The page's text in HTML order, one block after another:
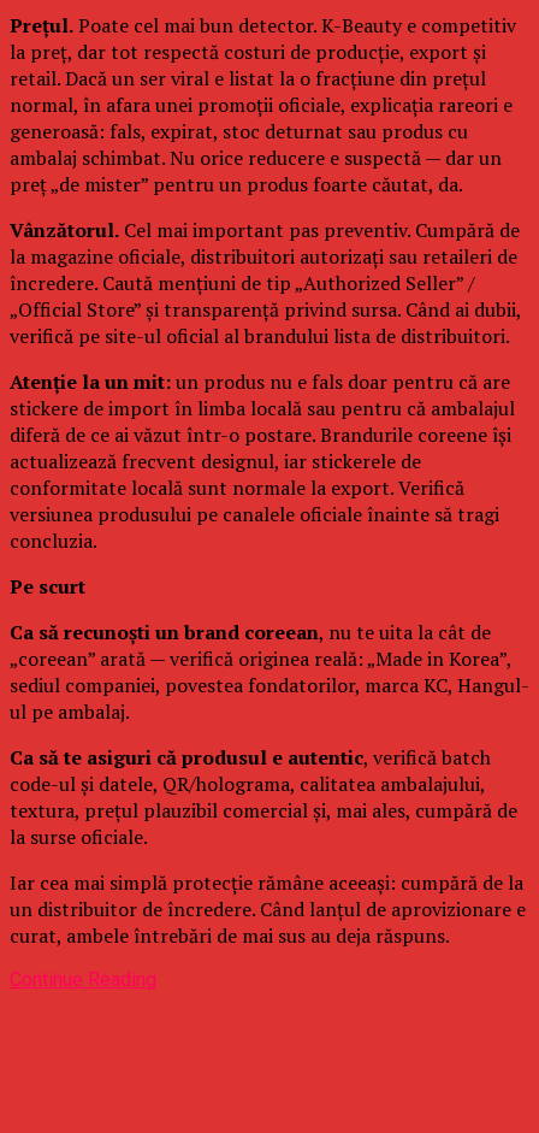
Prețul.Poate cel mai bun detector. K-Beauty e competitiv
la preț, dar tot respectă costuri de producție, export și
retail. Dacă un ser viral e listat la o fracțiune din prețul
normal, în afara unei promoții oficiale, explicația rareori e
generoasă: fals, expirat, stoc deturnat sau produs cu
ambalaj schimbat. Nu orice reducere e suspectă — dar un
preț „de mister” pentru un produs foarte căutat, da.
Vânzătorul. Cel mai important pas preventiv. Cumpără de
la magazine oficiale, distribuitori autorizați sau retaileri de
încredere. Caută mențiuni de tip „Authorized Seller” /
„Official Store” și transparență privind sursa. Când ai dubii,
verifică pe site-ul oficial al brandului lista de distribuitori.
Atenție la un mit:un produs nu e fals doar pentru că are
stickere de import în limba locală sau pentru că ambalajul
diferă de ce ai văzut într-o postare. Brandurile coreene își
actualizează frecvent designul, iar stickerele de
conformitate locală sunt normale la export. Verifică
versiunea produsului pe canalele oficiale înainte să tragi
concluzia.
Pe scurt
Ca să recunoști un brand coreean, nu te uita la cât de
„coreean” arată — verifică originea reală: „Made in Korea”,
sediul companiei, povestea fondatorilor, marca KC, Hangul-
ul pe ambalaj.
Ca să te asiguri că produsul e autentic, verifică batch
code-ul și datele, QR/holograma, calitatea ambalajului,
textura, prețul plauzibil comercial și, mai ales, cumpără de
la surse oficiale.
Iar cea mai simplă protecție rămâne aceeași: cumpără de la
un distribuitor de încredere. Când lanțul de aprovizionare e
curat, ambele întrebări de mai sus au deja răspuns.
Continue Reading